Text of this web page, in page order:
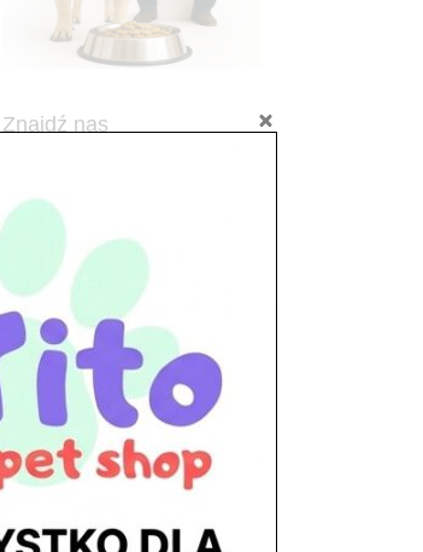
Znajdź nas
ul. Piłsudskiego 31,
tel./fax. 22 784 71 96
Godziny pracy
pon. – piąt. 10.00 – 19.00
sob. 10.00 – 15.00
niedz. zamknięte
Adres
ul. Leśna 2